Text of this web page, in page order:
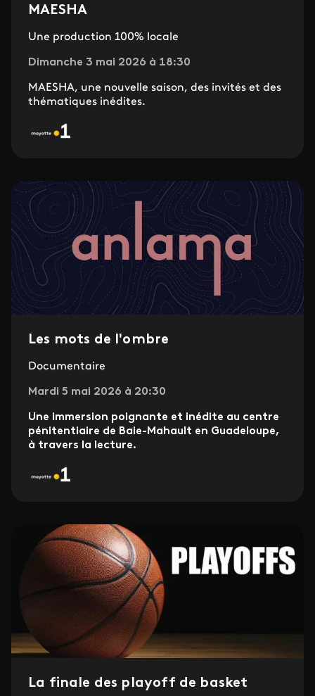
MAESHA
Une production 100% locale
Dimanche 3 mai 2026 à 18:30
MAESHA, une nouvelle saison, des invités et des
thématiques inédites.
Les mots de l'ombre
Documentaire
Mardi 5 mai 2026 à 20:30
Une immersion poignante et inédite au centre
pénitentiaire de Baie-Mahault en Guadeloupe,
à travers la lecture.
La finale des playoff de basket